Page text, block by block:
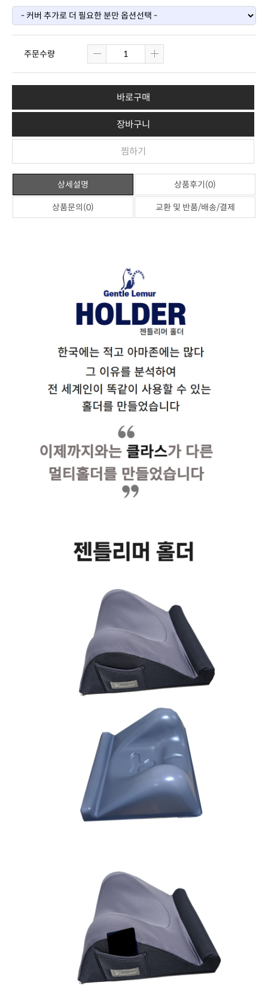
주문수량
바로구매
장바구니
찜하기
상세설명 상품후기(0)
상품문의(0) 교환 및 반품/배송/결제